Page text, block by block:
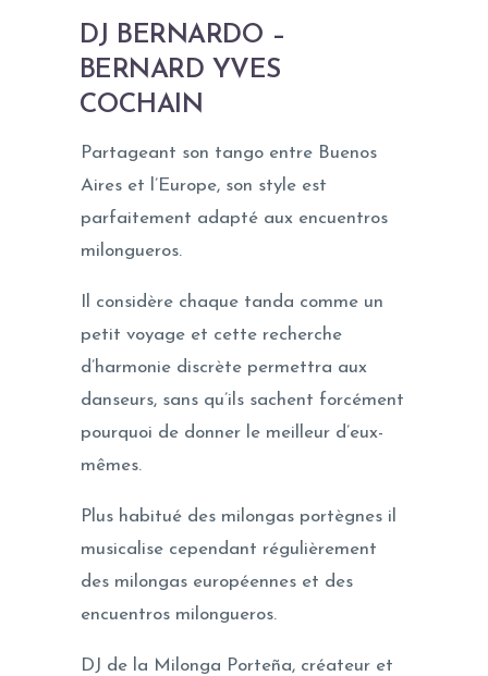
DJ BERNARDO –
BERNARD YVES
COCHAIN
Partageant son tango entre Buenos
Aires et l’Europe, son style est
parfaitement adapté aux encuentros
milongueros.
Il considère chaque tanda comme un
petit voyage et cette recherche
d’harmonie discrète permettra aux
danseurs, sans qu’ils sachent forcément
pourquoi de donner le meilleur d’eux-
mêmes.
Plus habitué des milongas portègnes il
musicalise cependant régulièrement
des milongas européennes et des
encuentros milongueros.
DJ de la Milonga Porteña, créateur et